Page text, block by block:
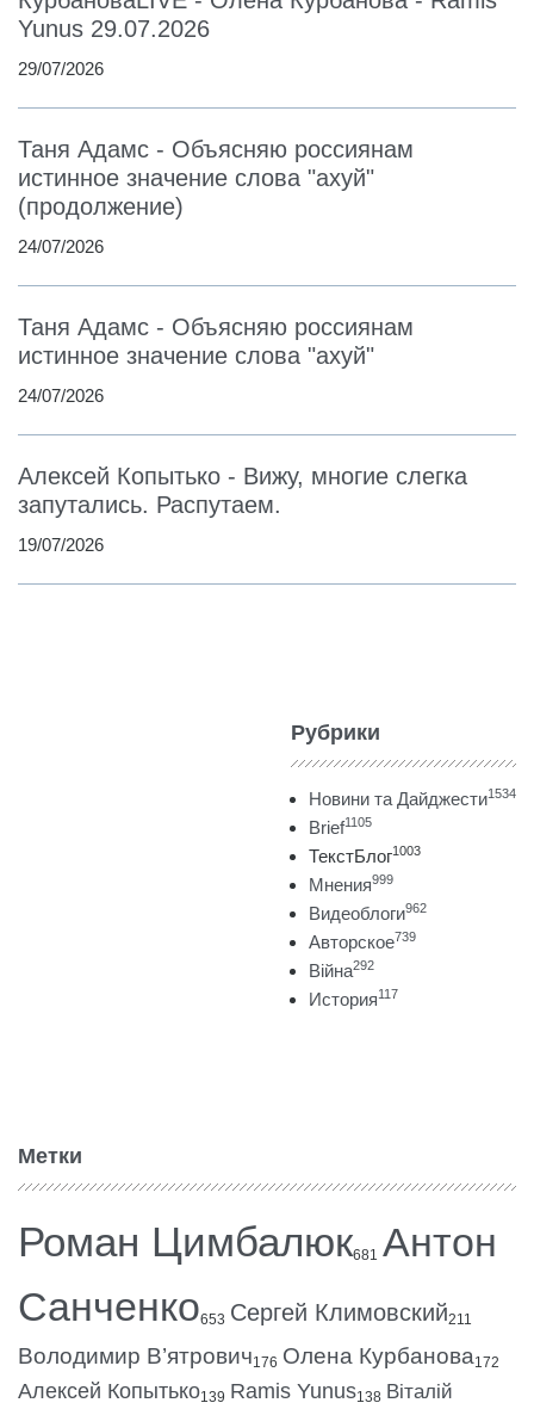
Yunus 29.07.2026
29/07/2026
Таня Адамс - Объясняю россиянам
истинное значение слова "ахуй"
(продолжение)
24/07/2026
Таня Адамс - Объясняю россиянам
истинное значение слова "ахуй"
24/07/2026
Алексей Копытько - Вижу, многие слегка
запутались. Распутаем.
19/07/2026
Рубрики
Новини та Дайджести1534
Brief1105
ТекстБлог1003
Мнения999
Видеоблоги962
Авторское739
Війна292
История117
Метки
Роман Цимбалюк681 Антон
Санченко653 Сергей Климовский211
Володимир В’ятрович176 Олена Курбанова172
Алексей Копытько139 Ramis Yunus138 Віталій